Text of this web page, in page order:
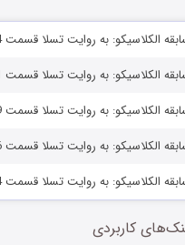
الکلاسیکو: به روایت تسلا قسمت 4
الکلاسیکو: به روایت تسلا قسمت 11
الکلاسیکو: به روایت تسلا قسمت 19
الکلاسیکو: به روایت تسلا قسمت 16
الکلاسیکو: به روایت تسلا قسمت 14
کاربردی